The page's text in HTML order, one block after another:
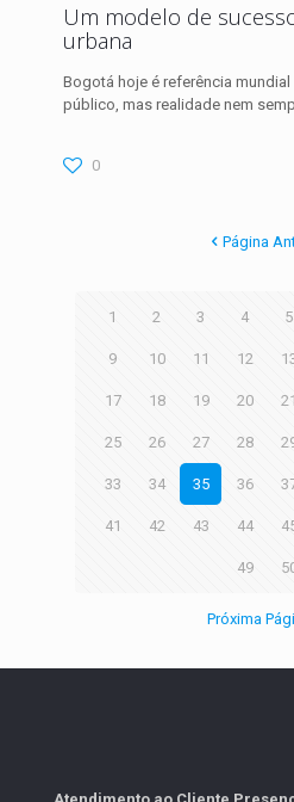
Um modelo de
urbana
Bogotá hoje é referência
público, mas realidade nem
0
Página
1 2 3 4 5
9 10 11 12
17 18 19 20 21
25 26 27 28
33 34 35 36
41 42 43 44
49
Próxima